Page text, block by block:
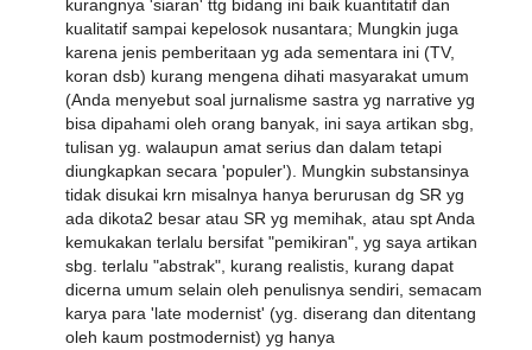
kurangnya 'siaran' ttg bidang ini baik kuantitatif dan
kualitatif sampai kepelosok nusantara; Mungkin juga
karena jenis pemberitaan yg ada sementara ini (TV,
koran dsb) kurang mengena dihati masyarakat umum
(Anda menyebut soal jurnalisme sastra yg narrative yg
bisa dipahami oleh orang banyak, ini saya artikan sbg,
tulisan yg. walaupun amat serius dan dalam tetapi
diungkapkan secara 'populer'). Mungkin substansinya
tidak disukai krn misalnya hanya berurusan dg SR yg
ada dikota2 besar atau SR yg memihak, atau spt Anda
kemukakan terlalu bersifat "pemikiran", yg saya artikan
sbg. terlalu "abstrak", kurang realistis, kurang dapat
dicerna umum selain oleh penulisnya sendiri, semacam
karya para 'late modernist' (yg. diserang dan ditentang
oleh kaum postmodernist) yg hanya